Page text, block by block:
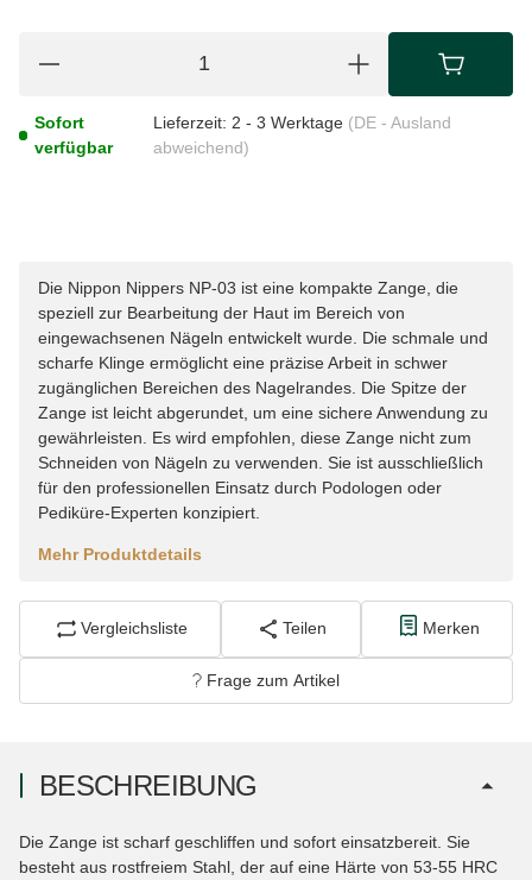
Sofort
verfügbar
Lieferzeit: 2 - 3 Werktage (DE - Ausland
abweichend)
Die Nippon Nippers NP-03 ist eine kompakte Zange, die
speziell zur Bearbeitung der Haut im Bereich von
eingewachsenen Nägeln entwickelt wurde. Die schmale und
scharfe Klinge ermöglicht eine präzise Arbeit in schwer
zugänglichen Bereichen des Nagelrandes. Die Spitze der
Zange ist leicht abgerundet, um eine sichere Anwendung zu
gewährleisten. Es wird empfohlen, diese Zange nicht zum
Schneiden von Nägeln zu verwenden. Sie ist ausschließlich
für den professionellen Einsatz durch Podologen oder
Pediküre-Experten konzipiert.
Mehr Produktdetails
Vergleichsliste Teilen Merken
Frage zum Artikel
BESCHREIBUNG
Die Zange ist scharf geschliffen und sofort einsatzbereit. Sie
besteht aus rostfreiem Stahl, der auf eine Härte von 53-55 HRC